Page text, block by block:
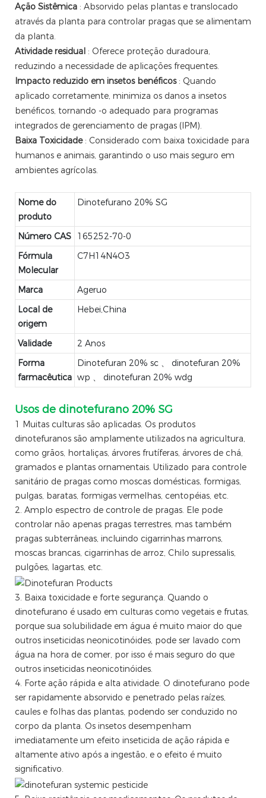
Ação Sistêmica : Absorvido pelas plantas e translocado
através da planta para controlar pragas que se alimentam
da planta.
Atividade residual : Oferece proteção duradoura,
reduzindo a necessidade de aplicações frequentes.
Impacto reduzido em insetos benéficos : Quando
aplicado corretamente, minimiza os danos a insetos
benéficos, tornando -o adequado para programas
integrados de gerenciamento de pragas (IPM).
Baixa Toxicidade : Considerado com baixa toxicidade para
humanos e animais, garantindo o uso mais seguro em
ambientes agrícolas.
Nome do
produto
Dinotefurano 20% SG
Número CAS
165252-70-0
Fórmula
Molecular
C7H14N4O3
Marca
Ageruo
Local de
origem
Hebei,China
Validade
2 Anos
Forma
farmacêutica
Dinotefuran 20% sc 、 dinotefuran 20%
wp 、 dinotefuran 20% wdg
Usos de dinotefurano 20% SG
1 Muitas culturas são aplicadas. Os produtos
dinotefuranos são amplamente utilizados na agricultura,
como grãos, hortaliças, árvores frutíferas, árvores de chá,
gramados e plantas ornamentais. Utilizado para controle
sanitário de pragas como moscas domésticas, formigas,
pulgas, baratas, formigas vermelhas, centopéias, etc.
2. Amplo espectro de controle de pragas. Ele pode
controlar não apenas pragas terrestres, mas também
pragas subterrâneas, incluindo cigarrinhas marrons,
moscas brancas, cigarrinhas de arroz, Chilo supressalis,
pulgões, lagartas, etc.
3. Baixa toxicidade e forte segurança. Quando o
dinotefurano é usado em culturas como vegetais e frutas,
porque sua solubilidade em água é muito maior do que
outros inseticidas neonicotinóides, pode ser lavado com
água na hora de comer, por isso é mais seguro do que
outros inseticidas neonicotinóides.
4. Forte ação rápida e alta atividade. O dinotefurano pode
ser rapidamente absorvido e penetrado pelas raízes,
caules e folhas das plantas, podendo ser conduzido no
corpo da planta. Os insetos desempenham
imediatamente um efeito inseticida de ação rápida e
altamente ativo após a ingestão, e o efeito é muito
significativo.